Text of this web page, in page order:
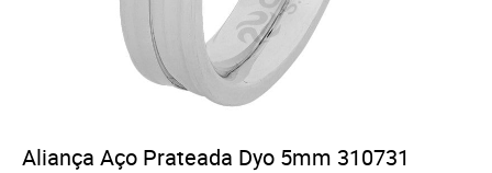
Aliança Aço Prateada Dyo 5mm 310731